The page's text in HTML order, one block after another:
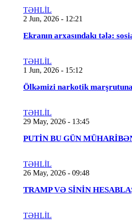
TƏHLİL
2 Jun, 2026 - 12:21
Ekranın arxasındakı tələ:
TƏHLİL
1 Jun, 2026 - 15:12
Ölkəmizi narkotik
TƏHLİL
29 May, 2026 - 13:45
PUTİN BU GÜN
TƏHLİL
26 May, 2026 - 09:48
TRAMP VƏ SİNİN
TƏHLİL